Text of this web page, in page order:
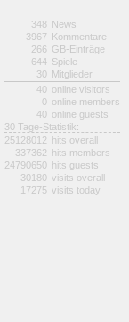
348 News
3967 Kommentare
266 GB-Einträge
644 Spiele
30 Mitglieder
40 online visitors
0 online members
40 online guests
30 Tage-Statistik:
25128012 hits overall
337362 hits members
24790650 hits guests
30180 visits overall
17275 visits today